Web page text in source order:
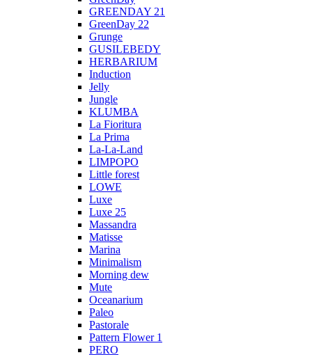
GREENDAY 21
GreenDay 22
Grunge
GUSILEBEDY
HERBARIUM
Induction
Jelly
Jungle
KLUMBA
La Fioritura
La Prima
La-La-Land
LIMPOPO
Little forest
LOWE
Luxe
Luxe 25
Massandra
Matisse
Marina
Minimalism
Morning dew
Mute
Oceanarium
Paleo
Pastorale
Pattern Flower 1
PERO